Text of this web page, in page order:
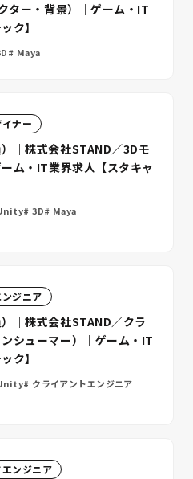
ター・背景）｜ゲーム・IT
ク】
Maya
ナー
｜株式会社STAND／3Dモ
ム・IT業界求人【スタキャ
3D
Maya
ジニア
｜株式会社STAND／クラ
シューマー）｜ゲーム・IT
ク】
クライアントエンジニア
ンジニア